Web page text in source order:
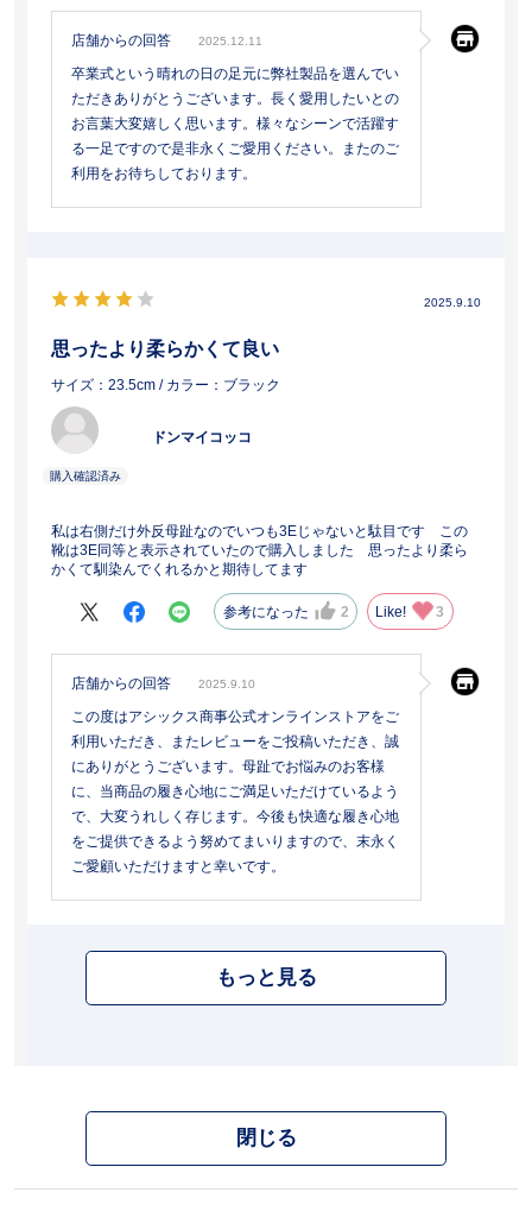
店舗からの回答 2025.12.11
卒業式という晴れの日の足元に弊社製品を選んでい
ただきありがとうございます。長く愛用したいとの
お言葉大変嬉しく思います。様々なシーンで活躍す
る一足ですので是非永くご愛用ください。またのご
利用をお待ちしております。
2025.9.10
思ったより柔らかくて良い
サイズ：23.5cm / カラー：ブラック
ドンマイコッコ
私は右側だけ外反母趾なのでいつも3Eじゃないと駄目です この
靴は3E同等と表示されていたので購入しました 思ったより柔ら
かくて馴染んでくれるかと期待してます
参考になった 2 Like! 3
店舗からの回答 2025.9.10
この度はアシックス商事公式オンラインストアをご
利用いただき、またレビューをご投稿いただき、誠
にありがとうございます。母趾でお悩みのお客様
に、当商品の履き心地にご満足いただけているよう
で、大変うれしく存じます。今後も快適な履き心地
をご提供できるよう努めてまいりますので、末永く
ご愛顧いただけますと幸いです。
もっと見る
閉じる